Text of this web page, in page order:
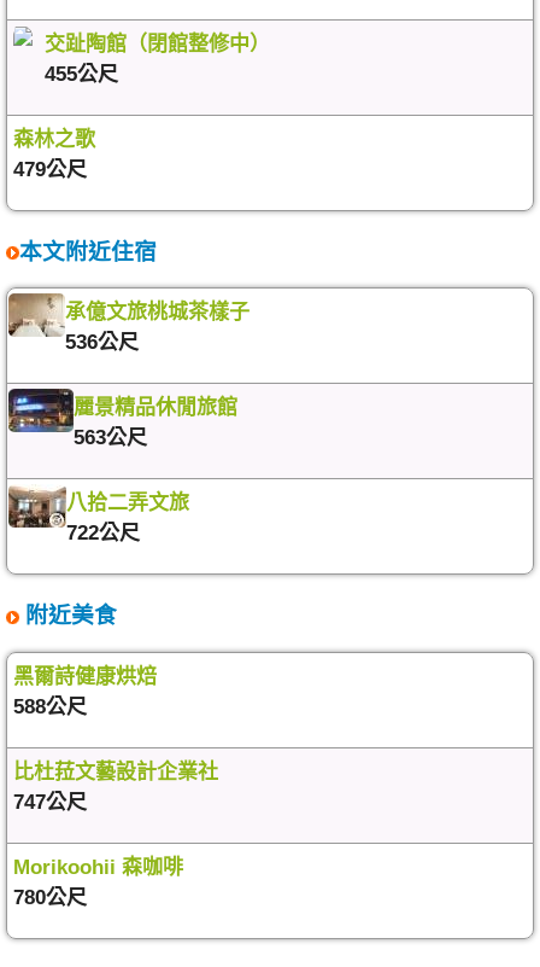
交趾陶館（閉館整修中）
455公尺
森林之歌
479公尺
本文附近住宿
承億文旅桃城茶樣子
536公尺
麗景精品休閒旅館
563公尺
八拾二弄文旅
722公尺
附近美食
黑爾詩健康烘焙
588公尺
比杜菈文藝設計企業社
747公尺
Morikoohii 森咖啡
780公尺